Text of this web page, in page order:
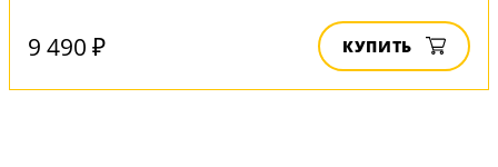
9 490 ₽ КУПИТЬ